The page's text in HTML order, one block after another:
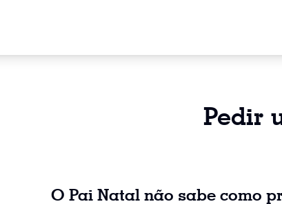
Pedir
O Pai Natal não sabe como